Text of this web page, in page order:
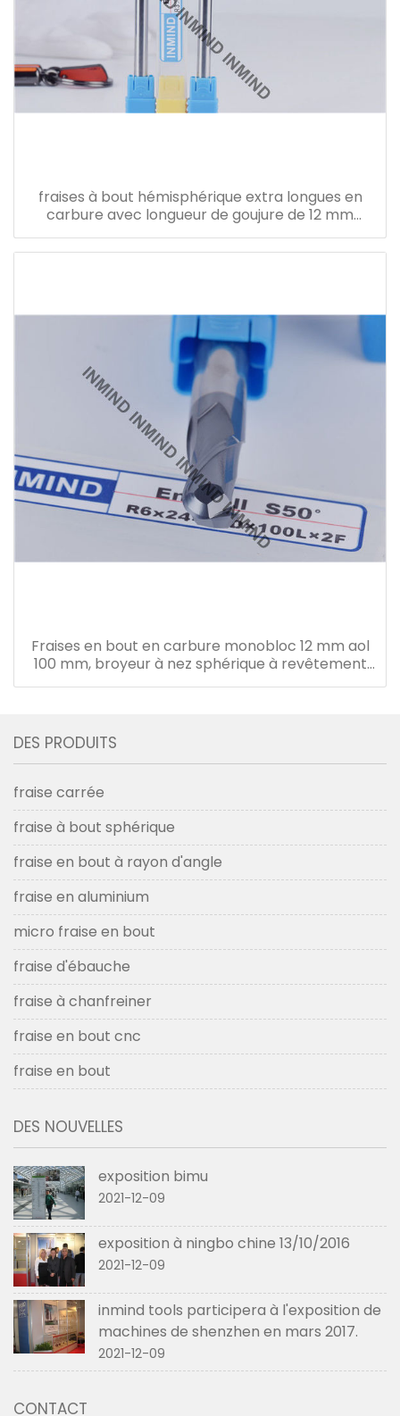
fraises à bout hémisphérique extra longues en
carbure avec longueur de goujure de 12 mm
diamètre de tige de 6 mm
Fraises en bout en carbure monobloc 12 mm aol
100 mm, broyeur à nez sphérique à revêtement
hrc50 tialn
DES PRODUITS
fraise carrée
fraise à bout sphérique
fraise en bout à rayon d'angle
fraise en aluminium
micro fraise en bout
fraise d'ébauche
fraise à chanfreiner
fraise en bout cnc
fraise en bout
DES NOUVELLES
exposition bimu
2021-12-09
exposition à ningbo chine 13/10/2016
2021-12-09
inmind tools participera à l'exposition de
machines de shenzhen en mars 2017.
2021-12-09
CONTACT